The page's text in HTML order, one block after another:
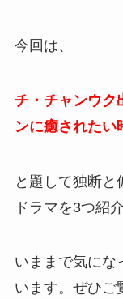
今回は、
チ・チャンウク
ンに癒されたい
と題して独断
ドラマを3つ紹
いままで気にな
います。ぜひご